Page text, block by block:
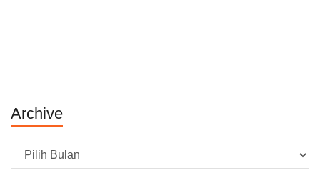
Archive
Archive